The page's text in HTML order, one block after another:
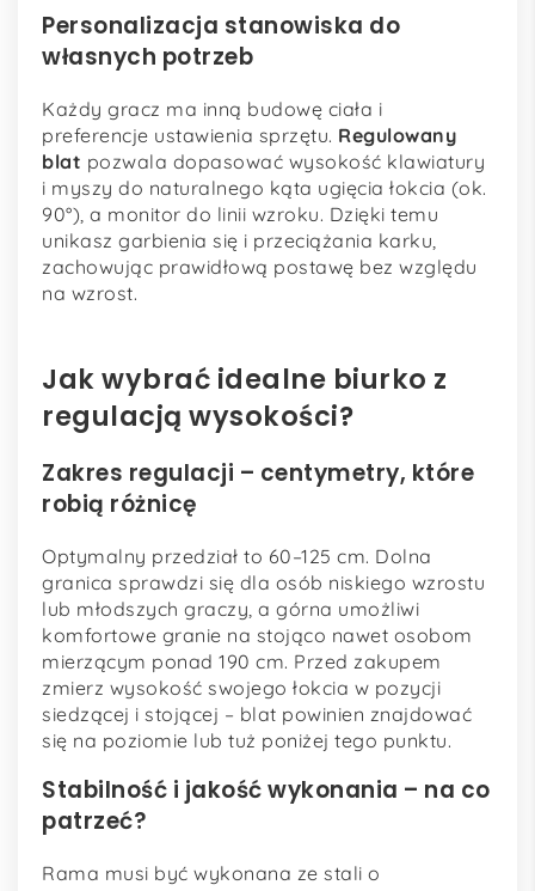
Personalizacja stanowiska do
własnych potrzeb
Każdy gracz ma inną budowę ciała i
preferencje ustawienia sprzętu. Regulowany
blat pozwala dopasować wysokość klawiatury
i myszy do naturalnego kąta ugięcia łokcia (ok.
90°), a monitor do linii wzroku. Dzięki temu
unikasz garbienia się i przeciążania karku,
zachowując prawidłową postawę bez względu
na wzrost.
Jak wybrać idealne biurko z
regulacją wysokości?
Zakres regulacji – centymetry, które
robią różnicę
Optymalny przedział to 60–125 cm. Dolna
granica sprawdzi się dla osób niskiego wzrostu
lub młodszych graczy, a górna umożliwi
komfortowe granie na stojąco nawet osobom
mierzącym ponad 190 cm. Przed zakupem
zmierz wysokość swojego łokcia w pozycji
siedzącej i stojącej – blat powinien znajdować
się na poziomie lub tuż poniżej tego punktu.
Stabilność i jakość wykonania – na co
patrzeć?
Rama musi być wykonana ze stali o